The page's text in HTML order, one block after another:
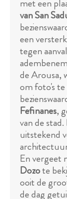
met een
van San
een
tegen
de Arousa,
om foto's te
Fefinanes,
van de
uitstekend
En vergeet
Dozote
ooit de
de dag